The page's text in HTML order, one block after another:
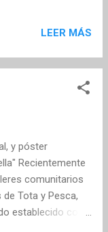
todos sus
y actores
de forma
Un proceso
una fuente sana y
vivo, sano,
y lo traten
LEER MÁS
y póster
Recientemente
comunitarios
Tota y Pesca,
establecido con